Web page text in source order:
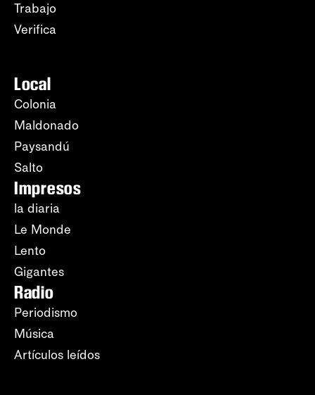
Trabajo
Verifica
Local
Colonia
Maldonado
Paysandú
Salto
Impresos
la diaria
Le Monde
Lento
Gigantes
Radio
Periodismo
Música
Artículos leídos